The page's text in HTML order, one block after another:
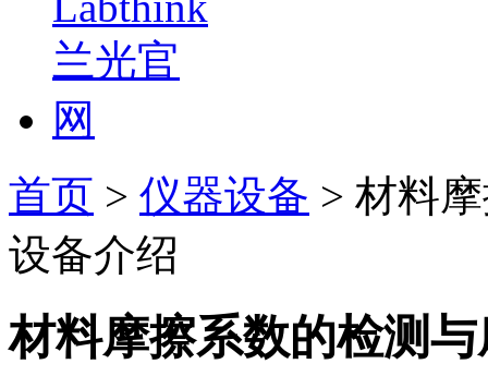
首页 > 仪器设备 > 材料
设备介绍
材料摩擦系数的检测